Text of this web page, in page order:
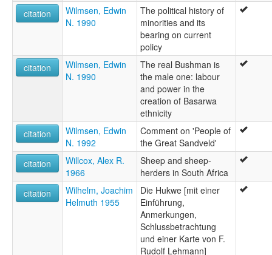
citation
Wilmsen, Edwin
N. 1990
The political history of
minorities and its
bearing on current
policy
citation
Wilmsen, Edwin
N. 1990
The real Bushman is
the male one: labour
and power in the
creation of Basarwa
ethnicity
citation
Wilmsen, Edwin
N. 1992
Comment on 'People of
the Great Sandveld'
citation
Willcox, Alex R.
1966
Sheep and sheep-
herders in South Africa
citation
Wilhelm, Joachim
Helmuth 1955
Die Hukwe [mit einer
Einführung,
Anmerkungen,
Schlussbetrachtung
und einer Karte von F.
Rudolf Lehmann]